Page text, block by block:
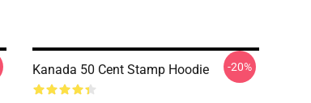
Kanada 50 Cent Stamp Hoodie -20%